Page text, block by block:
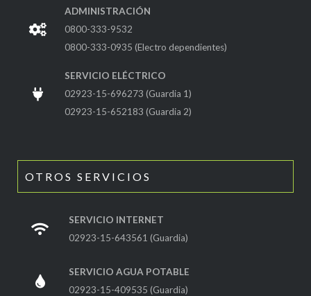
ADMINISTRACIÓN
0800-333-9532
0800-333-0935 (Electro dependientes)
SERVICIO ELÉCTRICO
02923-15-696273 (Guardia 1)
02923-15-652183 (Guardia 2)
OTROS SERVICIOS
SERVICIO INTERNET
02923-15-643561 (Guardia)
SERVICIO AGUA POTABLE
02923-15-409535 (Guardia)